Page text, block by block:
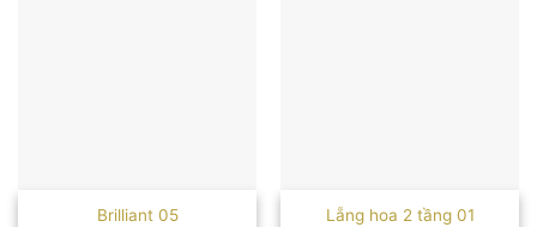
Brilliant 05 Lẵng hoa 2 tầng 01